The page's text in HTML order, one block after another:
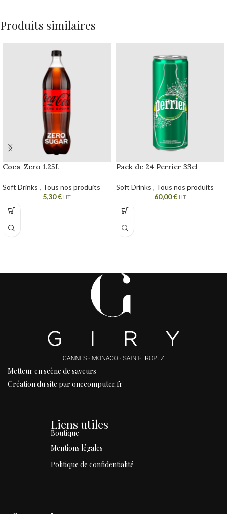
Produits similaires
Coca-Zero 1.25L
Soft Drinks , Tous nos produits
5,30€ HT
Pack de 24 Perrier 33cl
Soft Drinks , Tous nos produits
60,00€ HT
Metteur en scène de saveurs
Création du site par onecomputer.fr
Liens utiles
Boutique
Mentions légales
Politique de confidentialité